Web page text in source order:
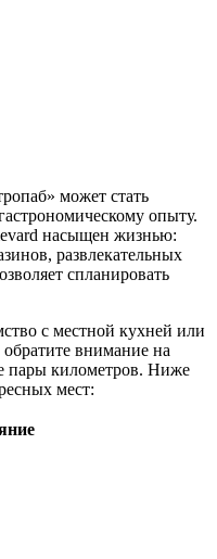
может стать
опыту.
насыщен жизнью:
развлекательных
спланировать
с местной кухней или
внимание на
пары километров. Ниже
мест: